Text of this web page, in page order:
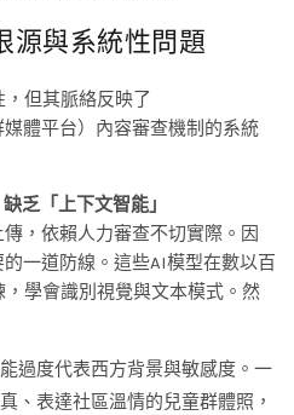
源與系統性問題
但其脈絡反映了
體平台）內容審查機制的系統
乏「上下文智能」
，依賴人力審查不切實際。因
一道防線。這些AI模型在數以百
學會識別視覺與文本模式。然
過度代表西方背景與敏感度。一
、表達社區溫情的兒童群體照，